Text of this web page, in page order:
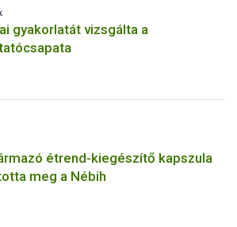
gyakorlatát vizsgálta a
étrend-kiegészítő kapszula
meg a Nébih